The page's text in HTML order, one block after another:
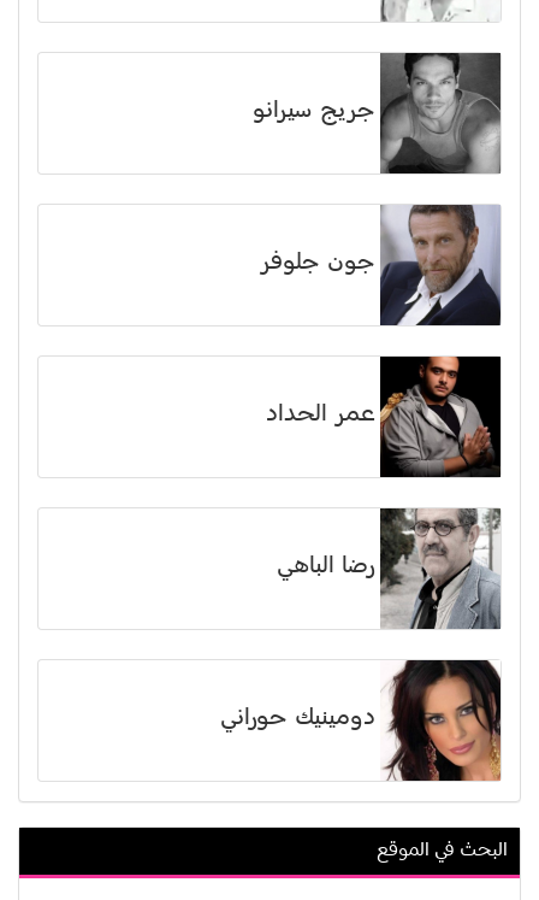
جريج سيرانو
جون جلوفر
عمر الحداد
رضا الباهي
دومينيك حوراني
تشارليز ثيرون
البحث في الموقع